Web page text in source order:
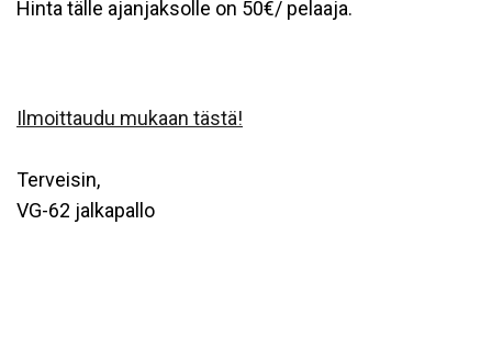
Hinta tälle ajanjaksolle on 50€/ pelaaja.
Ilmoittaudu mukaan tästä!
Terveisin,
VG-62 jalkapallo